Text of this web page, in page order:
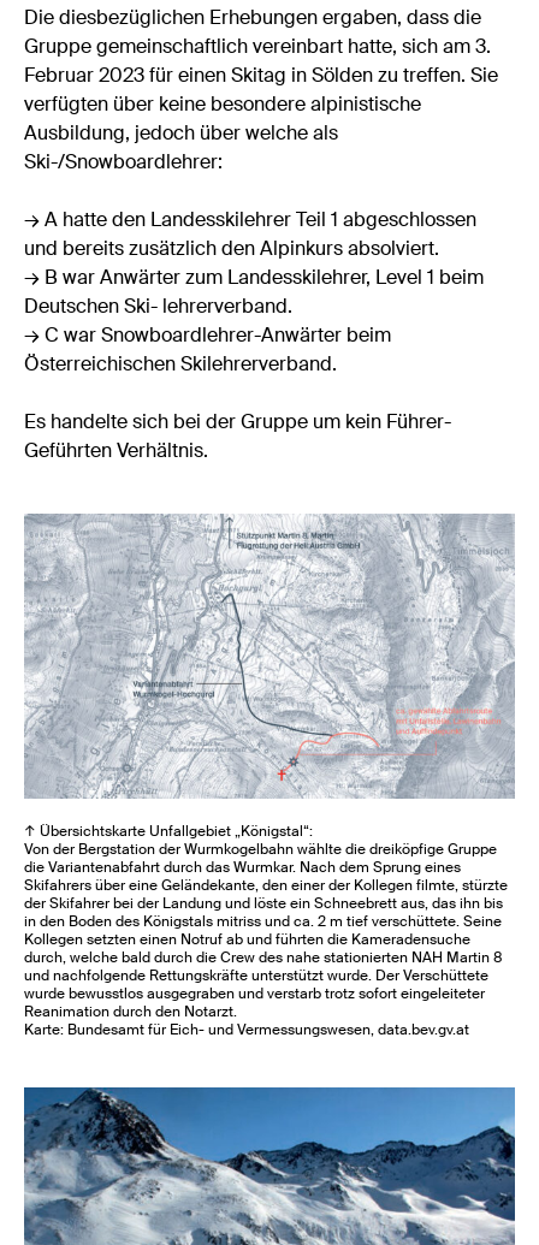
Die diesbezüglichen Erhebungen ergaben, dass die
Gruppe gemeinschaftlich vereinbart hatte, sich am 3.
Februar 2023 für einen Skitag in Sölden zu treffen. Sie
verfügten über keine besondere alpinistische
Ausbildung, jedoch über welche als
Ski-/Snowboardlehrer:
→ A hatte den Landesskilehrer Teil 1 abgeschlossen
und bereits zusätzlich den Alpinkurs absolviert.
→ B war Anwärter zum Landesskilehrer, Level 1 beim
Deutschen Ski- lehrerverband.
→ C war Snowboardlehrer-Anwärter beim
Österreichischen Skilehrerverband.
Es handelte sich bei der Gruppe um kein Führer-
Geführten Verhältnis.
↑ Übersichtskarte Unfallgebiet „Königstal“:
Von der Bergstation der Wurmkogelbahn wählte die dreiköpfige Gruppe
die Variantenabfahrt durch das Wurmkar. Nach dem Sprung eines
Skifahrers über eine Geländekante, den einer der Kollegen filmte, stürzte
der Skifahrer bei der Landung und löste ein Schneebrett aus, das ihn bis
in den Boden des Königstals mitriss und ca. 2 m tief verschüttete. Seine
Kollegen setzten einen Notruf ab und führten die Kameradensuche
durch, welche bald durch die Crew des nahe stationierten NAH Martin 8
und nachfolgende Rettungskräfte unterstützt wurde. Der Verschüttete
wurde bewusstlos ausgegraben und verstarb trotz sofort eingeleiteter
Reanimation durch den Notarzt.
Karte: Bundesamt für Eich- und Vermessungswesen, data.bev.gv.at